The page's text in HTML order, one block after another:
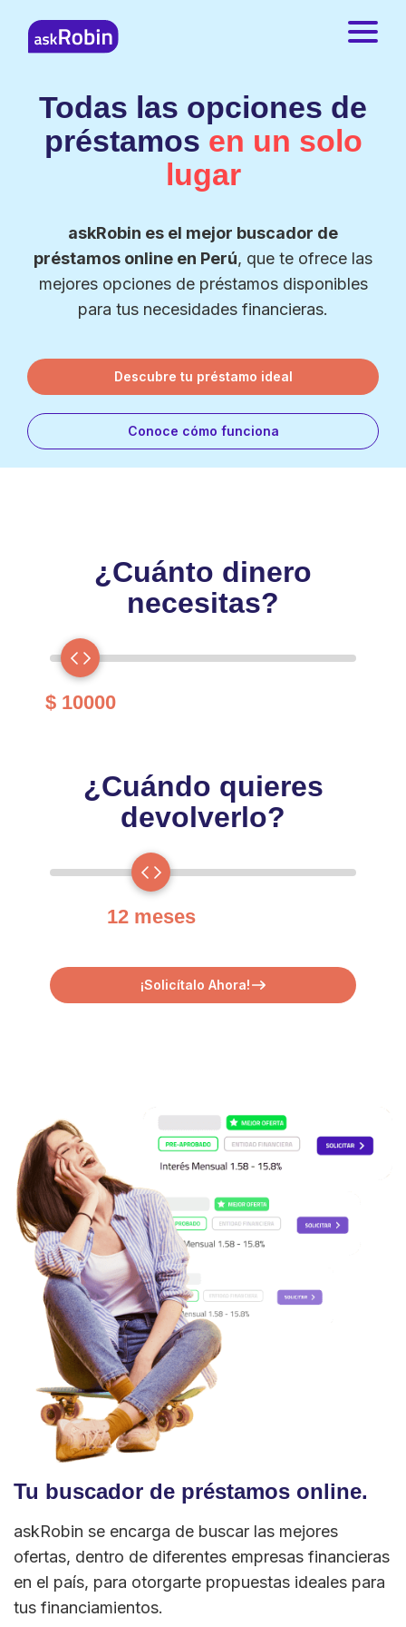
Todas las opciones de
préstamos en un solo
lugar
askRobin es el mejor buscador de
préstamos online en Perú, que te ofrece las
mejores opciones de préstamos disponibles
para tus necesidades financieras.
Descubre tu préstamo ideal
Conoce cómo funciona
¿Cuánto dinero
necesitas?
$ 10000
¿Cuándo quieres
devolverlo?
12 meses
¡Solicítalo Ahora!
Tu buscador de préstamos online.
askRobin se encarga de buscar las mejores
ofertas, dentro de diferentes empresas financieras
en el país, para otorgarte propuestas ideales para
tus financiamientos.